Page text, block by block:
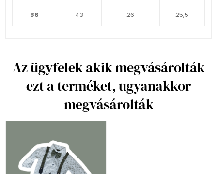
86 43 26 25,5
Az ügyfelek akik megvásárolták
ezt a terméket, ugyanakkor
megvásárolták